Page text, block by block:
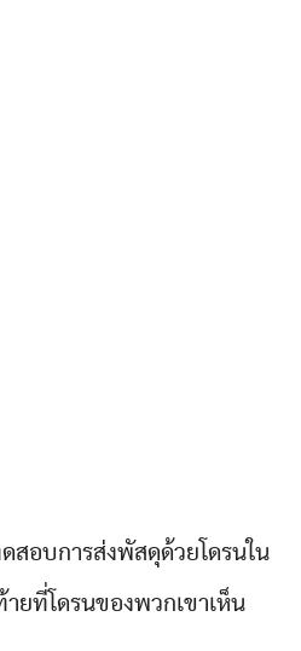
สอบการส่งพัสดุด้วยโดรนใน
ยที่โดรนของพวกเขาเห็น